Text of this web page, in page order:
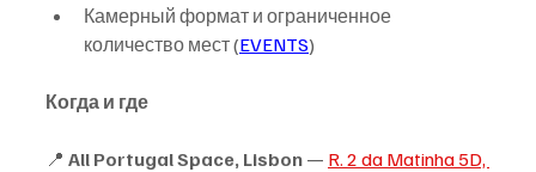
Камерный формат и ограниченное
количество мест (EVENTS)
Когда и где
📍 All Portugal Space, Lisbon — R. 2 da Matinha 5D,